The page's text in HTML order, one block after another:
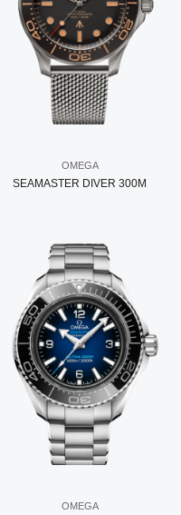
OMEGA
SEAMASTER DIVER 300M
OMEGA